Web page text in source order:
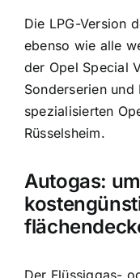
Die LPG-Version
ebenso wie alle
der Opel Special
Sonderserien
spezialisierten
Rüsselsheim.
Autogas:
Der Flüssiggas-